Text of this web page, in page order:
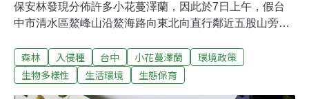
保安林發現分佈許多小花蔓澤蘭，因此於7日上午，假台
中市清水區鰲峰山沿鰲海路向東北向直行鄰近五股山旁辦
東勢林管處指出，該地點位於清水區鰲峰山公園烤肉區北
側2公里處、大楊自行車道往吳厝二街方向，為強化小花
森林 入侵種 台中 小花蔓澤蘭
環境政策
生物多樣性
生活環境 生態保育